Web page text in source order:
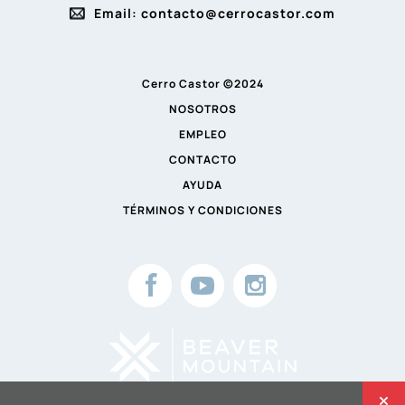
Email: contacto@cerrocastor.com
Cerro Castor ©2024
NOSOTROS
EMPLEO
CONTACTO
AYUDA
TÉRMINOS Y CONDICIONES